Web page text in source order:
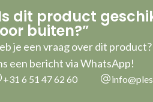
dit product
buiten?”
je een vraag over dit
een bericht via WhatsApp!
+31 6 51 47 62 60